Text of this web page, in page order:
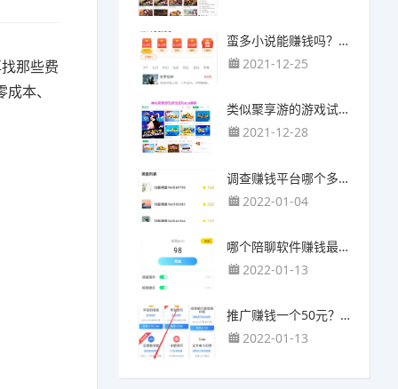
那些费
本、
蛮多小说能赚钱吗？送的100元能提现靠谱吗？
2021-12-25
类似聚享游的游戏试玩app（平台）推荐
2021-12-28
调查赚钱平台哪个多？哪个调查网站正规靠谱？
2022-01-04
哪个陪聊软件赚钱最快？目前陪人聊天可以挣钱的app推荐
2022-01-13
推广赚钱一个50元？我这个一个最高可以赚500元
2022-01-13